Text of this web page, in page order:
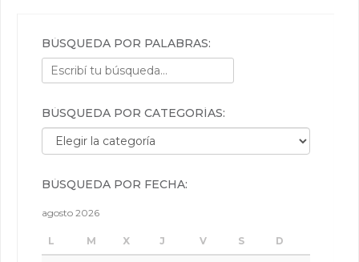
BÚSQUEDA POR PALABRAS:
BÚSQUEDA POR CATEGORÍAS:
Búsqueda por categorías:
BÚSQUEDA POR FECHA:
agosto 2026
L M X J V S D